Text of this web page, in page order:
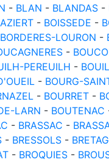
- BLAN - BLANDAS -
- BOISSEDE -
BORDERES-LOURON -
-
PEREUILH -
- BOURG-
- BOURRET -
LARN - BOUTENAC
- BRASSAC -
- BRESSOLS -
- BROQUIES -